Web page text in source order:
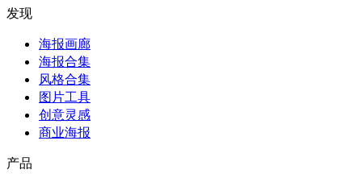
发现
海报画廊
海报合集
风格合集
图片工具
创意灵感
商业海报
产品